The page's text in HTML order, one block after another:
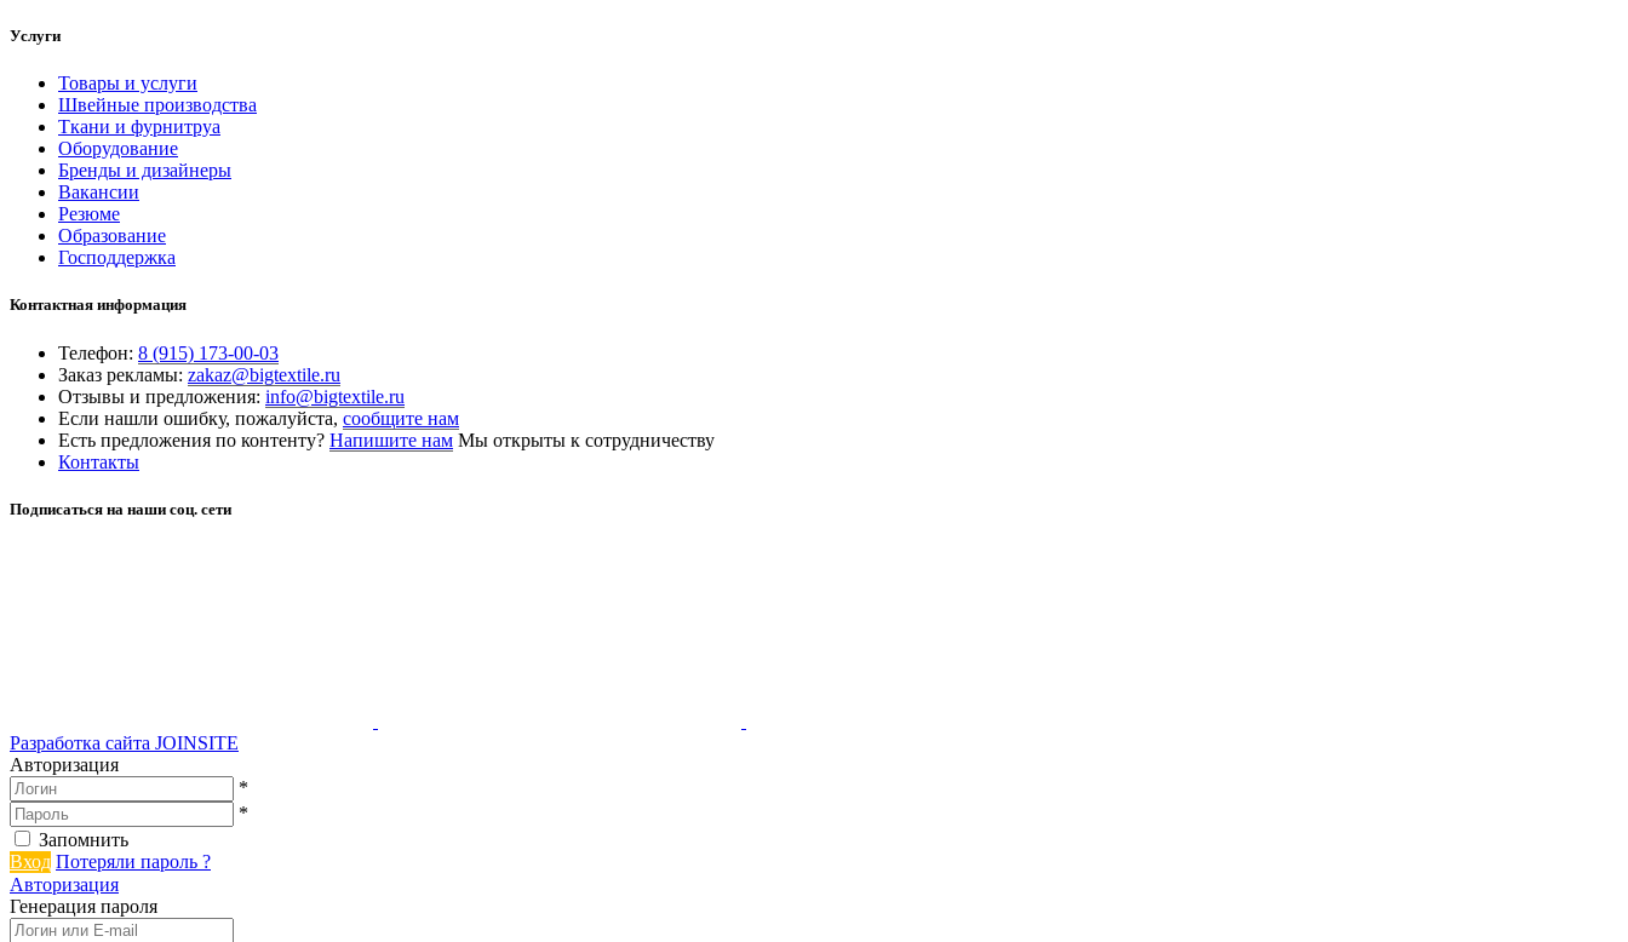
Услуги
Товары и услуги
Швейные производства
Ткани и фурнитруа
Оборудование
Бренды и дизайнеры
Вакансии
Резюме
Образование
Господдержка
Контактная информация
Телефон: 8 (915) 173-00-03
Заказ рекламы: zakaz@bigtextile.ru
Отзывы и предложения: info@bigtextile.ru
Если нашли ошибку, пожалуйста, сообщите нам
Есть предложения по контенту? Напишите нам Мы открыты к сотрудничеству
Контакты
Подписаться на наши соц. сети
Разработка сайта JOINSITE
Авторизация
*
*
Запомнить
Вход Потеряли пароль ?
Авторизация
Генерация пароля